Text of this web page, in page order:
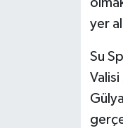
yer
Su